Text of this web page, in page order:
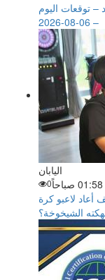
توقعات اليوم
– 06-08-2026
اليابان
0
أعاد لاعبو كرة
الشيخوخة؟